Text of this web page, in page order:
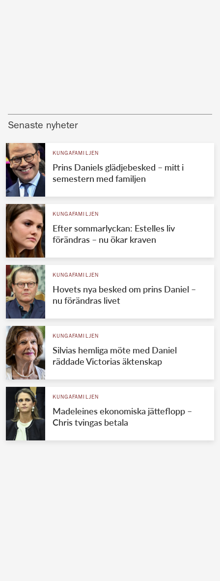
Senaste nyheter
KUNGAFAMILJEN
Prins Daniels glädjebesked – mitt i
semestern med familjen
KUNGAFAMILJEN
Efter sommarlyckan: Estelles liv
förändras – nu ökar kraven
KUNGAFAMILJEN
Hovets nya besked om prins Daniel –
nu förändras livet
KUNGAFAMILJEN
Silvias hemliga möte med Daniel
räddade Victorias äktenskap
KUNGAFAMILJEN
Madeleines ekonomiska jätteflopp –
Chris tvingas betala